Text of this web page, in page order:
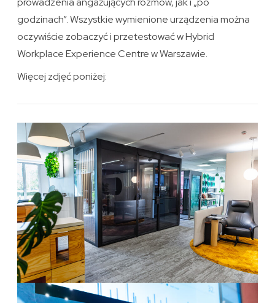
godzinach”. Wszystkie wymienione urządzenia można
oczywiście zobaczyć i przetestować w Hybrid
Workplace Experience Centre w Warszawie.
Więcej zdjęć poniżej: